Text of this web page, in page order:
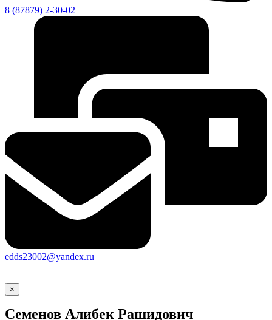
8 (87879) 2-30-02
edds23002@yandex.ru
×
Семенов Алибек Рашидович